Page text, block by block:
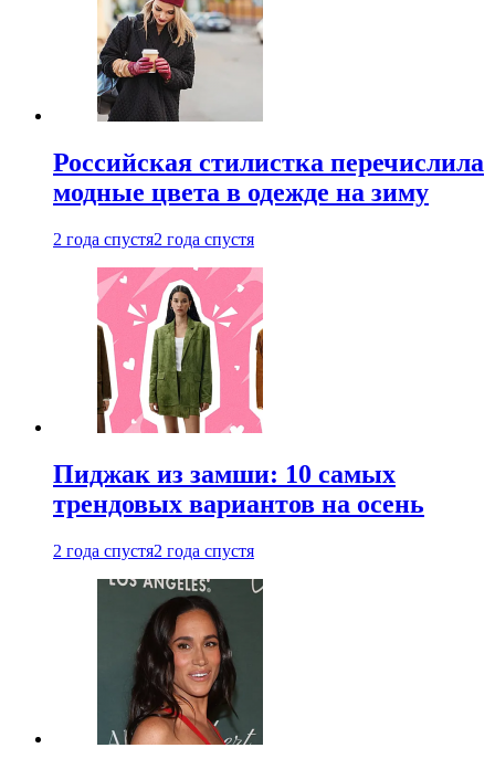
Российская стилистка перечислила
модные цвета в одежде на зиму
2 года спустя2 года спустя
Пиджак из замши: 10 самых
трендовых вариантов на осень
2 года спустя2 года спустя